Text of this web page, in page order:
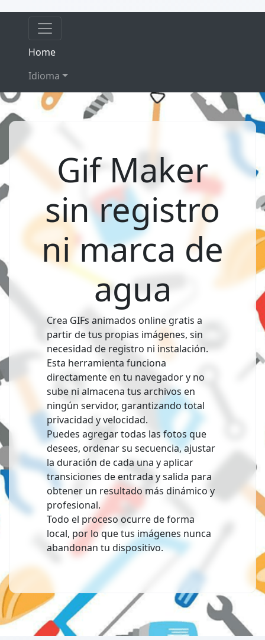
Home(current)
Idioma
Gif Maker
sin registro
ni marca de
agua
Crea GIFs animados online gratis a
partir de tus propias imágenes, sin
necesidad de registro ni instalación.
Esta herramienta funciona
directamente en tu navegador y no
sube ni almacena tus archivos en
ningún servidor, garantizando total
privacidad y velocidad.
Puedes agregar todas las fotos que
desees, ordenar su secuencia, ajustar
la duración de cada una y aplicar
transiciones de entrada y salida para
obtener un resultado más dinámico y
profesional.
Todo el proceso ocurre de forma
local, por lo que tus imágenes nunca
abandonan tu dispositivo.